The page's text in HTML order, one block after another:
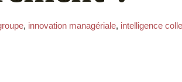
, innovation managériale, intelligence